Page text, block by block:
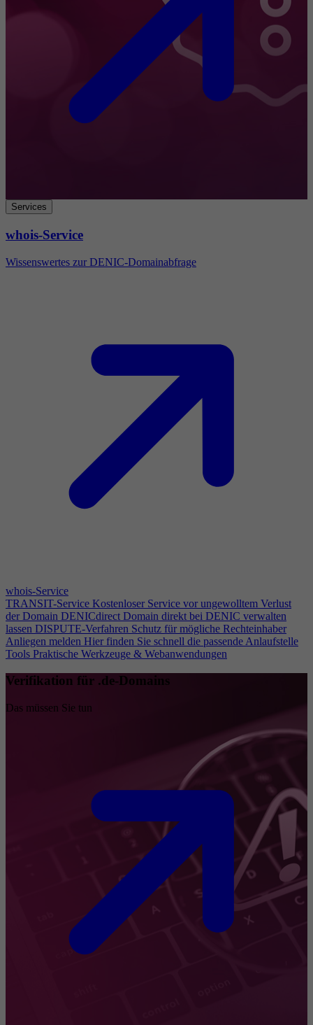
Services
whois-Service
Wissenswertes zur DENIC-Domainabfrage
whois-Service
TRANSIT-Service Kostenloser Service vor ungewolltem Verlust
der Domain DENICdirect Domain direkt bei DENIC verwalten
lassen DISPUTE-Verfahren Schutz für mögliche Rechteinhaber
Anliegen melden Hier finden Sie schnell die passende Anlaufstelle
Tools Praktische Werkzeuge & Webanwendungen
Verifikation für .de-Domains
Das müssen Sie tun